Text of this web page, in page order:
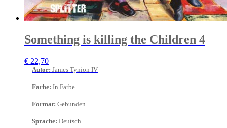
Something is killing the Children 4
€ 22,70
Autor: James Tynion IV
Farbe: In Farbe
Format: Gebunden
Sprache: Deutsch